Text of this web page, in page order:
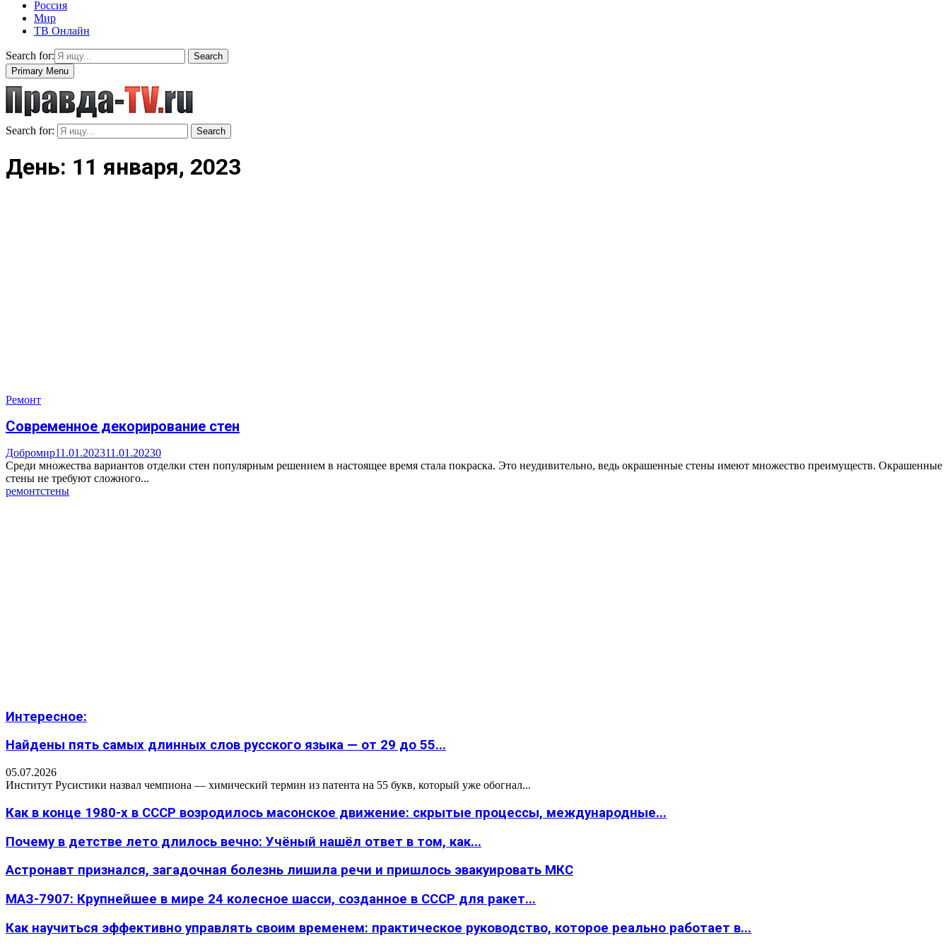
Россия
Мир
ТВ Онлайн
Search for:
Search
Primary Menu
Search for: Search
День: 11 января, 2023
Ремонт
Современное декорирование стен
Добромир11.01.202311.01.20230
Среди множества вариантов отделки стен популярным решением в настоящее время стала покраска. Это неудивительно, ведь окрашенные стены имеют множество преимуществ. Окрашенные
стены не требуют сложного...
ремонтстены
Интересное:
Найдены пять самых длинных слов русского языка — от 29 до 55...
05.07.2026
Институт Русистики назвал чемпиона — химический термин из патента на 55 букв, который уже обогнал...
Как в конце 1980-х в СССР возродилось масонское движение: скрытые процессы, международные...
Почему в детстве лето длилось вечно: Учёный нашёл ответ в том, как...
Астронавт признался, загадочная болезнь лишила речи и пришлось эвакуировать МКС
МАЗ-7907: Крупнейшее в мире 24 колесное шасси, созданное в СССР для ракет...
Как научиться эффективно управлять своим временем: практическое руководство, которое реально работает в...